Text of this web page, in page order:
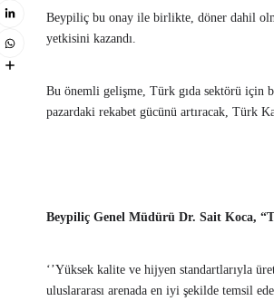
Beypiliç bu onay ile birlikte, döner dahil
yetkisini kazandı.
Bu önemli gelişme, Türk gıda sektörü için
pazardaki rekabet gücünü artıracak, Türk
Beypiliç Genel Müdürü Dr. Sait Koca,
‘’Yüksek kalite ve hijyen standartlarıyla
uluslararası arenada en iyi şekilde temsil